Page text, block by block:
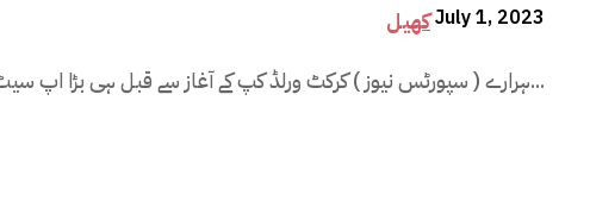
کھیلJuly 1, 2023
ہرارے ( سپورٹس نیوز ) کرکٹ ورلڈ کپ کے آغاز سے قبل ہی بڑا اپ سیٹ ہو گیا،دو مرتبہ کا عالمی چیمپئن...